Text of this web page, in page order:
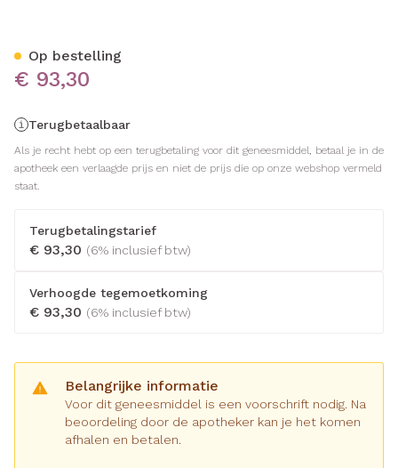
€ 93,30
Terugbetaalbaar
Als je recht hebt op een terugbetaling voor dit geneesmiddel, betaal je in de
apotheek een verlaagde prijs en niet de prijs die op onze webshop vermeld
staat.
Terugbetalingstarief
€ 93,30 (6% inclusief btw)
Verhoogde tegemoetkoming
€ 93,30 (6% inclusief btw)
Belangrijke informatie
Voor dit geneesmiddel is een voorschrift nodig. Na
beoordeling door de apotheker kan je het komen
afhalen en betalen.
Op bestelling